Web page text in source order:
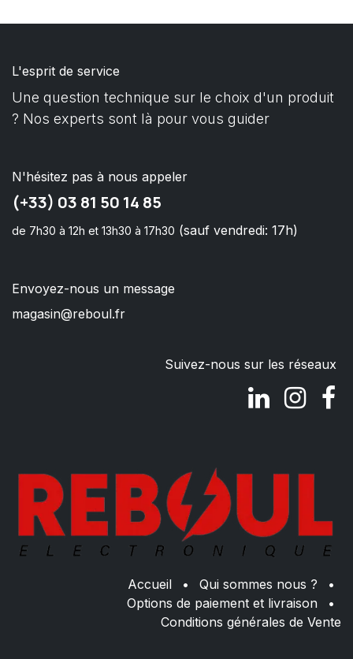
L'esprit de service
Une question technique sur le choix d'un produit
? Nos experts sont là pour vous guider
N'hésitez pas à nous appeler
(+33) 03 81 50 14 85
de 7h30 à 12h et 13h30 à 17h30 (sauf vendredi: 17h)
Envoyez-nous un message
magasin@reboul.fr
Suivez-nous sur les réseaux
Accueil • Qui sommes nous ?
•
Options de paiement et livraison
•
Conditions générales de Vente